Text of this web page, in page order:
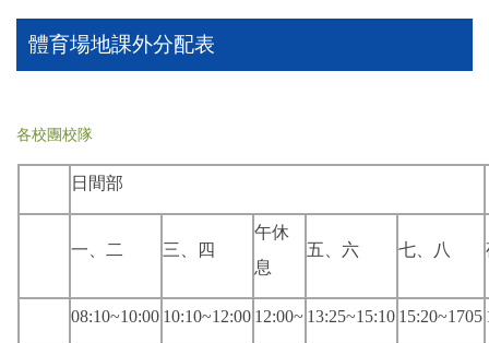
體育場地課外分配表
各校團校隊
日間部
一、二 三、四
午休
息
五、六 七、八
08:10~10:00 10:10~12:00 12:00~ 13:25~15:10 15:20~1705